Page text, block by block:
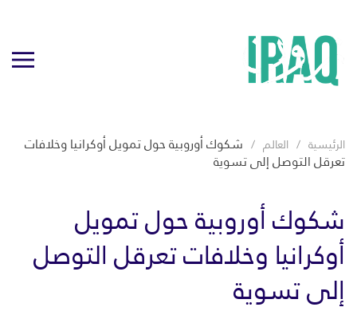
الرئيسية العالم شكوك أوروبية حول تمويل أوكرانيا وخلافات
تعرقل التوصل إلى تسوية
شكوك أوروبية حول تمويل
أوكرانيا وخلافات تعرقل التوصل
إلى تسوية